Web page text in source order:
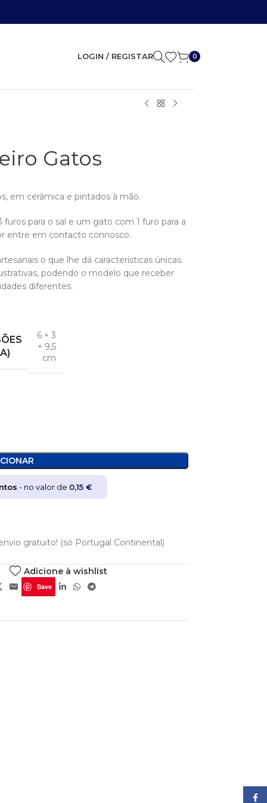
LOGIN / REGISTAR 0
Gatos
em cerâmica e pintados à mão.
para o sal e um gato com 1 furo para a
entre em contacto connosco.
o que lhe dá características únicas.
podendo o modelo que receber
diferentes.
6 × 3
× 9,5
cm
- no valor de 0,15 €
gratuito! (só Portugal Continental)
Adicione à wishlist
Save